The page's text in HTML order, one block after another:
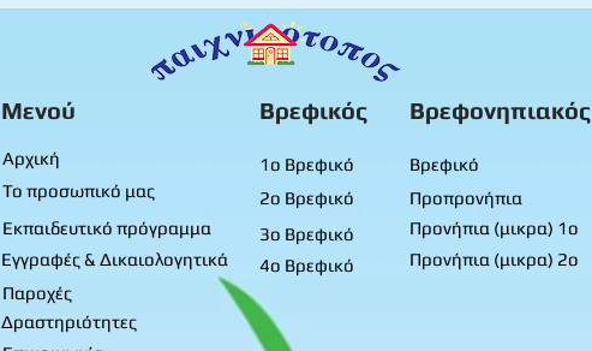
Μενού Βρεφικός Βρεφονηπιακός
Αρχική
Το προσωπικό μας
Εκπαιδευτικό πρόγραμμα
Εγγραφές & Δικαιολογητικά
1ο Βρεφικό
2ο Βρεφικό
3ο Βρεφικό
4ο Βρεφικό
Βρεφικό
Προπρονήπια
Προνήπια (μικρα) 1ο
Προνήπια (μικρα) 2ο
Παροχές
Δραστηριότητες